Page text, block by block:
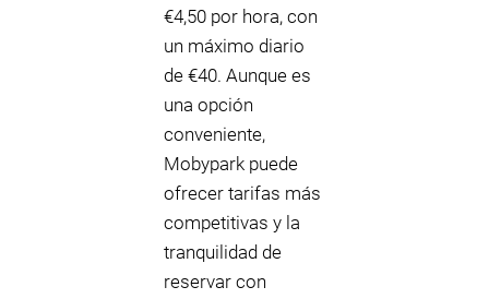
€4,50 por hora, con
un máximo diario
de €40. Aunque es
una opción
conveniente,
Mobypark puede
ofrecer tarifas más
competitivas y la
tranquilidad de
reservar con